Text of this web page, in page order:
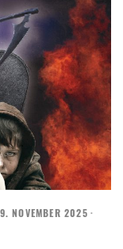
NOVEMBER 2025 ·